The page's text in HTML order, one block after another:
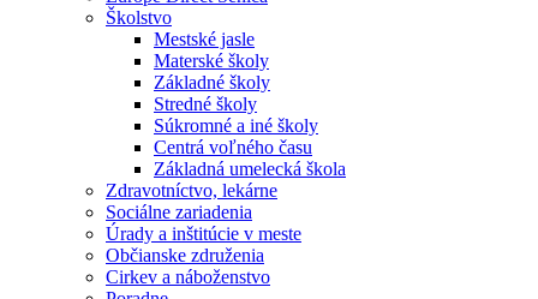
Školstvo
Mestské jasle
Materské školy
Základné školy
Stredné školy
Súkromné a iné školy
Centrá voľného času
Základná umelecká škola
Zdravotníctvo, lekárne
Sociálne zariadenia
Úrady a inštitúcie v meste
Občianske združenia
Cirkev a náboženstvo